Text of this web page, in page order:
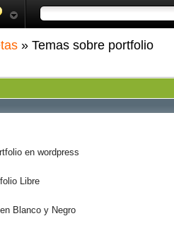
» Temas sobre portfolio
en wordpress
Libre
Blanco y Negro